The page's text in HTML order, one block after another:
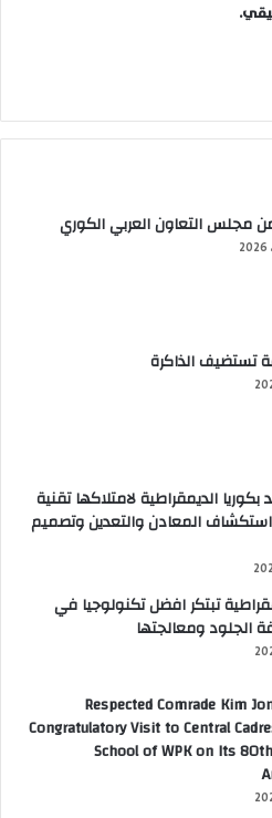
مجلس التعاون العربي الكوري
تستضيف الذاكرة
بكوريا الديمقراطية لامتلاكها تقنية
المعادن والتعدين وتصميم
تبتكر افضل تكنولوجيا في
الجلود ومعالجتها
Respected Comrade Kim
Congratulatory Visit to Central
School of WPK on Its